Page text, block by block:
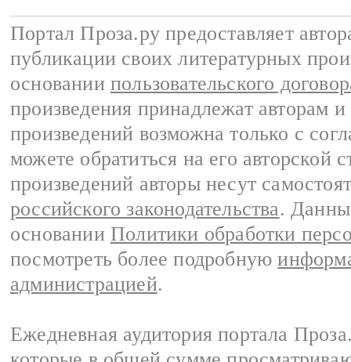
Портал Проза.ру предоставляет
публикации своих литературных
основании пользовательского
произведения принадлежат авторам
произведений возможна только с
можете обратиться на его авторской
произведений авторы несут
российского законодательства.
основании Политики обработки
посмотреть более подробную
администрацией.
Ежедневная аудитория портала